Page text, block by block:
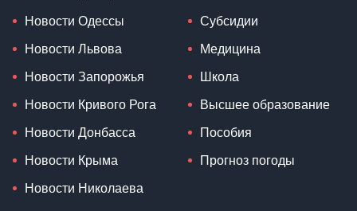
Новости Одессы
Новости Львова
Новости Запорожья
Новости Кривого Рога
Новости Донбасса
Новости Крыма
Новости Николаева
Субсидии
Медицина
Школа
Высшее образование
Пособия
Прогноз погоды